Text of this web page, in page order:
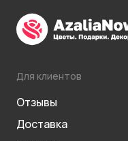
Для клиентов
Отзывы
Доставка